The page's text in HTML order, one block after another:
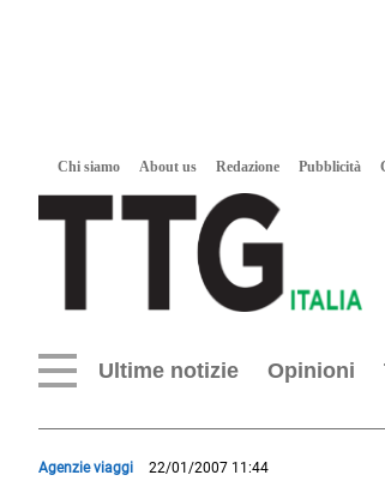
Chi siamo About us Redazione Pubblicità
Ultime notizie Opinioni
Agenzie viaggi 22/01/2007 11:44